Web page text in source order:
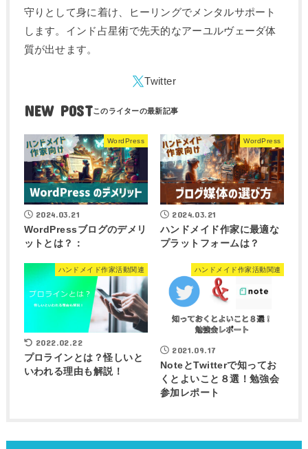
守りとして身に着け、ヒーリングでメンタルサポート
します。インド占星術で先天的なアーユルヴェーダ体
質が出せます。
NEW POST
WordPress
2024.03.21
WordPressブログのデメリ
ットとは？：
WordPress
2024.03.21
ハンドメイド作家に最適な
プラットフォームは？
ハンドメイド作家活動関連
2022.02.22
プロラインとは？怪しいと
いわれる理由も解説！
ハンドメイド作家活動関連
2021.09.17
NoteとTwitterで知ってお
くとよいこと８選！勉強会
参加レポート